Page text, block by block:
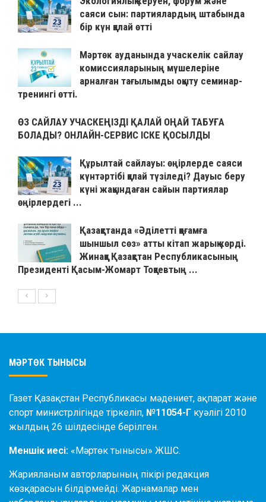
саяси сын: партиялардың штабында
бір күн қалай өтті
Мәртөк ауданында учаскелік сайлау
комиссияларының мүшелеріне
арналған тағылымды оқыту семинар-
тренингі өтті.
ӨЗ САЙЛАУ УЧАСКЕҢІЗДІ ҚАЛАЙ ОҢАЙ ТАБУҒА
БОЛАДЫ? ОНЛАЙН-СЕРВИС ІСКЕ ҚОСЫЛДЫ
Құрылтай сайлауы: өңірлерде саяси
күнтәртібі қалай түзіледі? Дауыс беру
күні жақындаған сайын партиялар
өңірлердегі ...
Қазақстанда «Әділетті қоғамға
шыншыл сөз» атты кітап жарық көрді.
Жинаққа Қазақстан Республикасының
Президенті Қасым-Жомарт Тоқаевтың ...
МӘРТӨК ТЫНЫСЫ
Газет Қазақстан Республикасы мәдениет, ақпарат және
спорт министрлігінде тіркеліп, №11054-Г куәлігі 2010
жылдың 26 шілдесінде берілген.
Меншік иесі: «Мәртөк тынысы» ЖШС.
Жарияланым авторларының пікірі редакция
көзқарасын білдірмейді. Жарнамалар мен